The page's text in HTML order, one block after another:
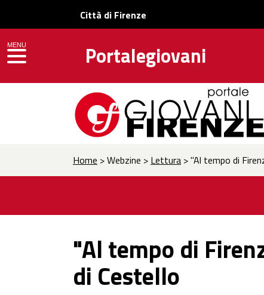
Città di Firenze
Portalegiovani
MENU
toggle navigation
Home > Webzine > Lettura > "Al tempo di
"Al tempo di
di Cestello